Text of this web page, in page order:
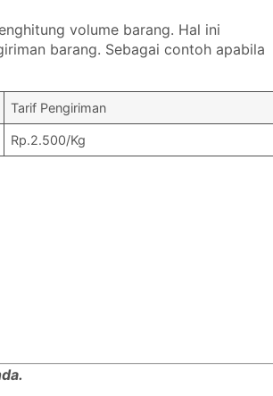
volume barang. Hal ini
barang. Sebagai contoh apabila
Tarif Pengiriman
Rp.2.500/Kg